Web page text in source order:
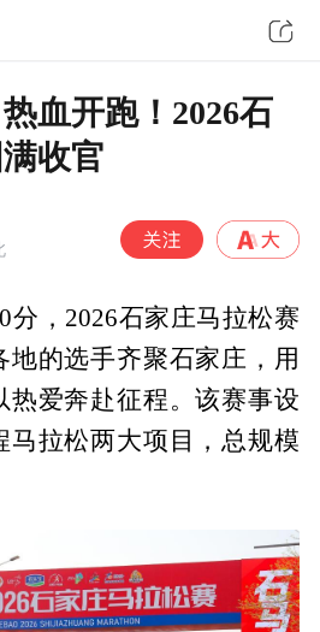
热血开跑！2026石
收官
分，2026石家庄马拉松赛
地的选手齐聚石家庄，用
热爱奔赴征程。该赛事设
马拉松两大项目，总规模